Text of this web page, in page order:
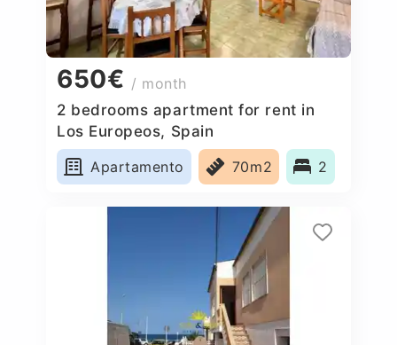
650€ / month
2 bedrooms apartment for rent in
Los Europeos, Spain
Apartamento
70m2 2